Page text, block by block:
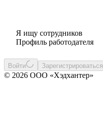
Я ищу сотрудников
Профиль работодателя
Войти Зарегистрироваться
© 2026 ООО «Хэдхантер»